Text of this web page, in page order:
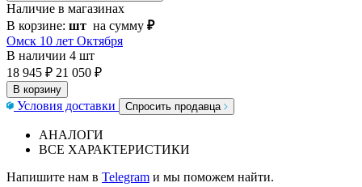
Наличие в магазинах
В корзине: шт на сумму ₽
Омск 10 лет Октября
В наличии 4 шт
18 945 ₽ 21 050 ₽
В корзину
Условия доставки Спросить продавца
АНАЛОГИ
ВСЕ ХАРАКТЕРИСТИКИ
Напишите нам в Telegram и мы поможем найти.